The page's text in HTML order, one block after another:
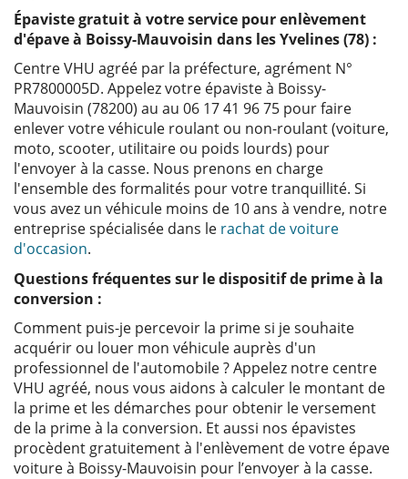
Épaviste gratuit à votre service pour enlèvement
d'épave à Boissy-Mauvoisin dans les Yvelines (78) :
Centre VHU agréé par la préfecture, agrément N°
PR7800005D. Appelez votre épaviste à Boissy-
Mauvoisin (78200) au au 06 17 41 96 75 pour faire
enlever votre véhicule roulant ou non-roulant (voiture,
moto, scooter, utilitaire ou poids lourds) pour
l'envoyer à la casse. Nous prenons en charge
l'ensemble des formalités pour votre tranquillité. Si
vous avez un véhicule moins de 10 ans à vendre, notre
entreprise spécialisée dans le rachat de voiture
d'occasion.
Questions fréquentes sur le dispositif de prime à la
conversion :
Comment puis-je percevoir la prime si je souhaite
acquérir ou louer mon véhicule auprès d'un
professionnel de l'automobile ? Appelez notre centre
VHU agréé, nous vous aidons à calculer le montant de
la prime et les démarches pour obtenir le versement
de la prime à la conversion. Et aussi nos épavistes
procèdent gratuitement à l'enlèvement de votre épave
voiture à Boissy-Mauvoisin pour l’envoyer à la casse.